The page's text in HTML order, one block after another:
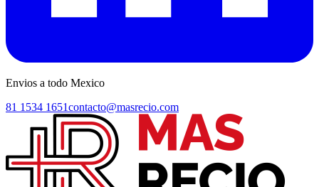
Envios a todo Mexico
81 1534 1651contacto@masrecio.com